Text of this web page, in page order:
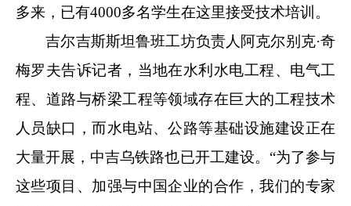
多来，已有4000多名学生在这里接受技术培训。
吉尔吉斯斯坦鲁班工坊负责人阿克尔别克·奇
梅罗夫告诉记者，当地在水利水电工程、电气工
程、道路与桥梁工程等领域存在巨大的工程技术
人员缺口，而水电站、公路等基础设施建设正在
大量开展，中吉乌铁路也已开工建设。“为了参与
这些项目、加强与中国企业的合作，我们的专家